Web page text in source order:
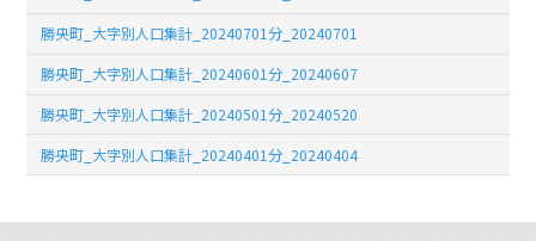
勝央町_大字別人口集計_20240701分_20240701
勝央町_大字別人口集計_20240601分_20240607
勝央町_大字別人口集計_20240501分_20240520
勝央町_大字別人口集計_20240401分_20240404